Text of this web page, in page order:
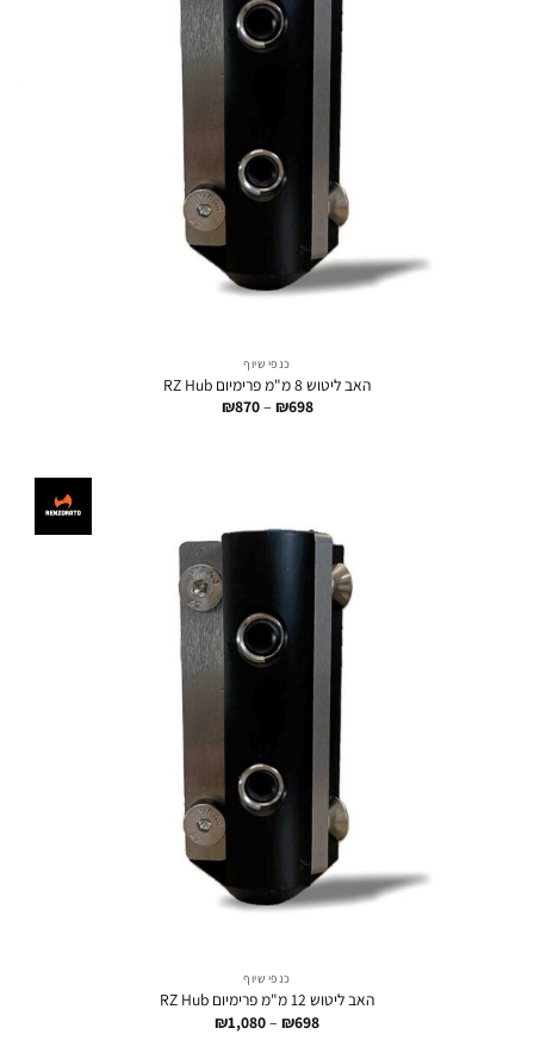
כנפי שיוף
האב ליטוש 8 מ"מ פרימיום RZ Hub
₪698
–
₪870 טווח
כנפי שיוף
האב ליטוש 12 מ"מ פרימיום RZ Hub
₪698
–
₪1,080 טווח